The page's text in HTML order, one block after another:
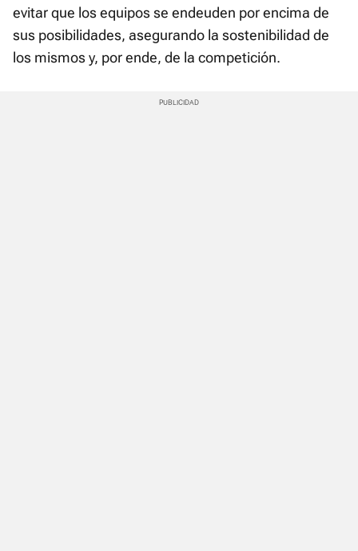
evitar que los equipos se endeuden por encima de
sus posibilidades, asegurando la sostenibilidad de
los mismos y, por ende, de la competición.